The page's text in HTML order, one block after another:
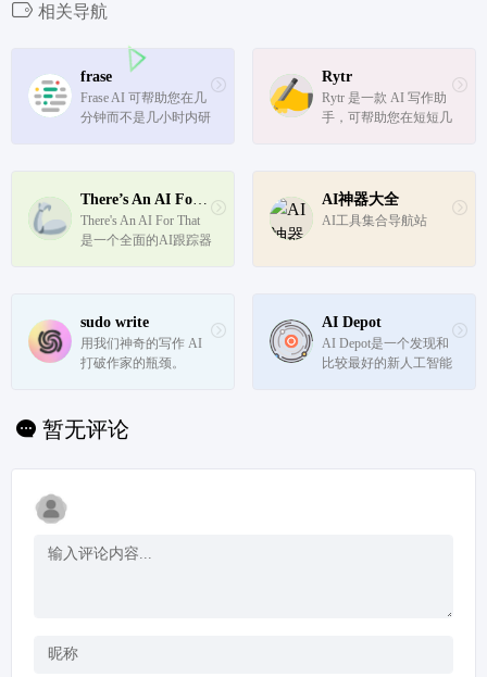
相关导航
frase
Frase AI 可帮助您在几
分钟而不是几小时内研
Rytr
Rytr 是一款 AI 写作助
手，可帮助您在短短几
There's An AI For That
是一个全面的AI跟踪器
AI神器大全
AI工具集合导航站
sudo write
用我们神奇的写作 AI
打破作家的瓶颈。
AI Depot
AI Depot是一个发现和
比较最好的新人工智能
暂无评论